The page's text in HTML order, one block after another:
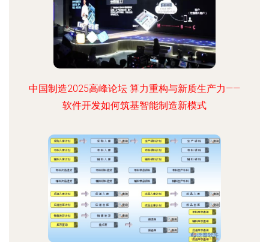
中国制造2025高峰论坛 算力重构与新质生产力——
软件开发如何筑基智能制造新模式